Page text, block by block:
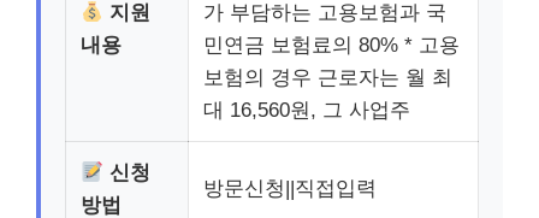
지원
내용
가 부담하는 고용보험과 국
민연금 보험료의 80% * 고용
보험의 경우 근로자는 월 최
대 16,560원, 그 사업주
신청
방법
방문신청||직접입력